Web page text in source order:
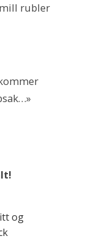
mill rubler
og